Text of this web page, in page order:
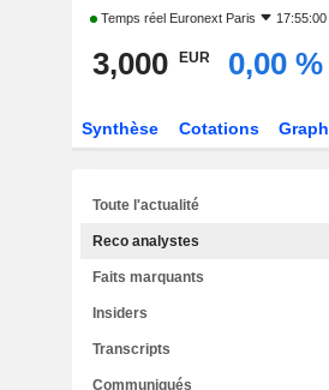
Temps réel Euronext Paris
3,000 EUR 0,00 %
Synthèse Cotations
Toute l'actualité
Reco analystes
Faits marquants
Insiders
Transcripts
Communiqués